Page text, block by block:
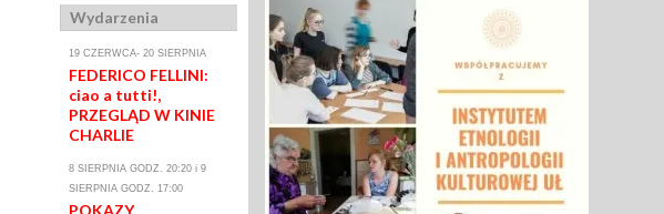
Wydarzenia
19 CZERWCA- 20 SIERPNIA
FEDERICO FELLINI:
ciao a tutti!,
PRZEGLĄD W KINIE
CHARLIE
8 SIERPNIA GODZ. 20:20 i 9
SIERPNIA GODZ. 17:00